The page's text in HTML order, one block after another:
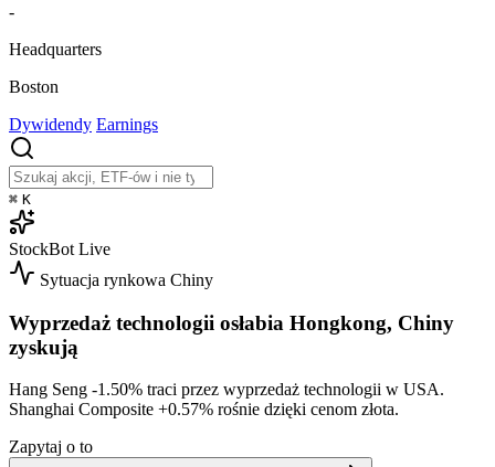
-
Headquarters
Boston
Dywidendy Earnings
⌘ K
StockBot Live
Sytuacja rynkowa Chiny
Wyprzedaż technologii osłabia Hongkong, Chiny
zyskują
Hang Seng -1.50% traci przez wyprzedaż technologii w USA.
Shanghai Composite +0.57% rośnie dzięki cenom złota.
Zapytaj o to